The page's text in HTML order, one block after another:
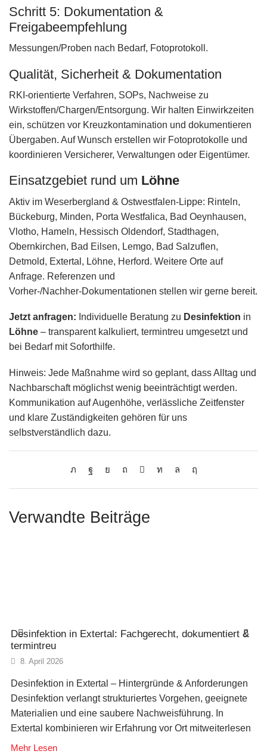
Schritt 5: Dokumentation &
Freigabeempfehlung
Messungen/Proben nach Bedarf, Fotoprotokoll.
Qualität, Sicherheit & Dokumentation
RKI-orientierte Verfahren, SOPs, Nachweise zu
Wirkstoffen/Chargen/Entsorgung. Wir halten Einwirkzeiten
ein, schützen vor Kreuzkontamination und dokumentieren
Übergaben. Auf Wunsch erstellen wir Fotoprotokolle und
koordinieren Versicherer, Verwaltungen oder Eigentümer.
Einsatzgebiet rund um Löhne
Aktiv im Weserbergland & Ostwestfalen‑Lippe: Rinteln,
Bückeburg, Minden, Porta Westfalica, Bad Oeynhausen,
Vlotho, Hameln, Hessisch Oldendorf, Stadthagen,
Obernkirchen, Bad Eilsen, Lemgo, Bad Salzuflen,
Detmold, Extertal, Löhne, Herford. Weitere Orte auf
Anfrage. Referenzen und
Vorher‑/Nachher‑Dokumentationen stellen wir gerne bereit.
Jetzt anfragen: Individuelle Beratung zu Desinfektion in
Löhne – transparent kalkuliert, termintreu umgesetzt und
bei Bedarf mit Soforthilfe.
Hinweis: Jede Maßnahme wird so geplant, dass Alltag und
Nachbarschaft möglichst wenig beeinträchtigt werden.
Kommunikation auf Augenhöhe, verlässliche Zeitfenster
und klare Zuständigkeiten gehören für uns
selbstverständlich dazu.
Verwandte Beiträge
Desinfektion in Extertal: Fachgerecht, dokumentiert &
termintreu
8. April 2026
Desinfektion in Extertal – Hintergründe & Anforderungen
Desinfektion verlangt strukturiertes Vorgehen, geeignete
Materialien und eine saubere Nachweisführung. In
Extertal kombinieren wir Erfahrung vor Ort mitweiterlesen
Mehr Lesen